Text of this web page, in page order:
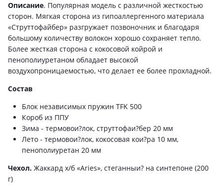
Описание. Популярная модель с различной жесткостью
сторон. Мягкая сторона из гипоаллергенного материала
«Струттофайбер» разгружает позвоночник и благодаря
большому количеству волокон хорошо сохраняет тепло.
Более жесткая сторона с кокосовой койрой и
пенополиуретаном обладает высокой
воздухопроницаемостью, что делает ее более прохладной.
Состав
Блок независимых пружин TFK 500
Короб из ППУ
Зима - термовои?лок, струттофаи?бер 20 мм
Лето - термовои?лок, кокосовая кои?ра 10 мм,
пенополиуретан 20 мм
Чехол. Жаккард х/б «Aries», стеганныи? на синтепоне (200
г)